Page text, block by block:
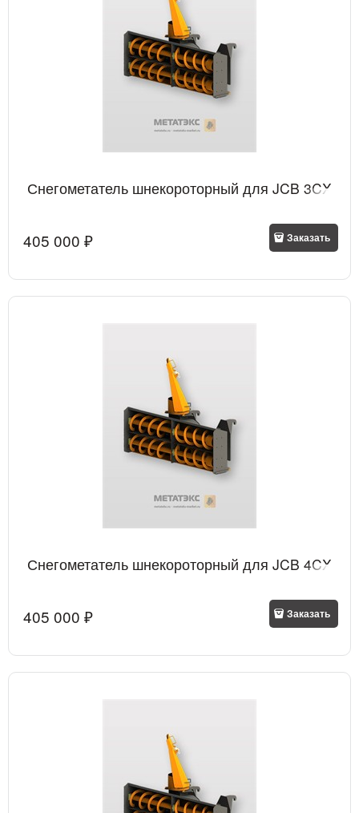
Снегометатель шнекороторный для JCB 3CX
405 000 ₽ Заказать
Снегометатель шнекороторный для JCB 4CX
405 000 ₽ Заказать